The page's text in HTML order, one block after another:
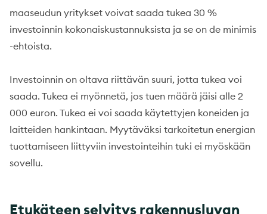
maaseudun yritykset voivat saada tukea 30 %
investoinnin kokonaiskustannuksista ja se on de minimis
-ehtoista.
Investoinnin on oltava riittävän suuri, jotta tukea voi
saada. Tukea ei myönnetä, jos tuen määrä jäisi alle 2
000 euron. Tukea ei voi saada käytettyjen koneiden ja
laitteiden hankintaan. Myytäväksi tarkoitetun energian
tuottamiseen liittyviin investointeihin tuki ei myöskään
sovellu.
Etukäteen selvitys rakennusluvan